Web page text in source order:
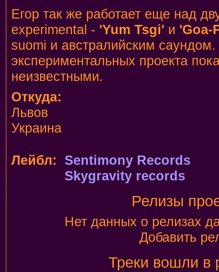
Егор так же работает еще над
experimental - 'Yum Tsgi' и
suomi и австралийским
экспериментальных проекта
неизвестными.
Откуда:
Львов
Украина
Лейбл:
Sentimony Records
Skygravity records
Релизы
Нет данных о релизах
Добавить
Треки вошли в